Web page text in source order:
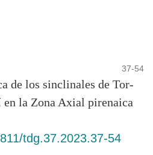
de Tulsa)
Abstracts database)
37-54
de los sinclinales de Tor-
la Zona Axial pirenaica
tdg.37.2023.37-54